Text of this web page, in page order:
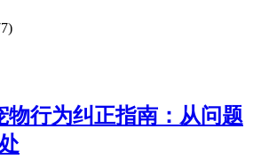
物行为纠正指南：从问题